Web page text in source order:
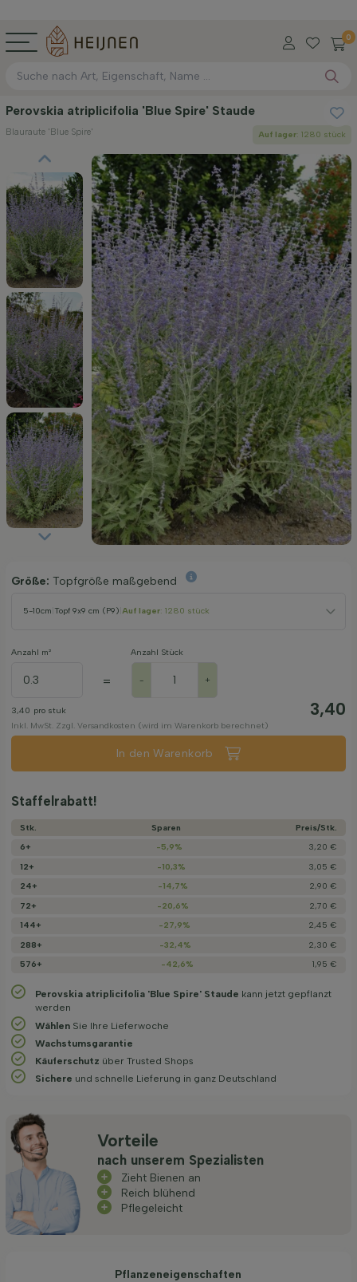
0
Perovskia atriplicifolia 'Blue Spire' Staude
Blauraute 'Blue Spire' Auf lager: 1280 stück
Größe: Topfgröße maßgebend
5-10cm Topf 9x9 cm (P9) Auf lager: 1280 stück
Anzahl m²
=
Anzahl Stück
- +
3,40 pro stuk 3,40
Inkl. MwSt. Zzgl. Versandkosten (wird im Warenkorb berechnet)
In den Warenkorb
Staffelrabatt!
Stk. Sparen
Preis/­Stk.
6+
-5,9%
3,20 €
12+
-10,3%
3,05 €
24+
-14,7%
2,90 €
72+
-20,6%
2,70 €
144+
-27,9%
2,45 €
288+
-32,4%
2,30 €
576+
-42,6% 1,95 €
Perovskia atriplicifolia 'Blue Spire' Staude kann jetzt gepflanzt
werden
Wählen Sie Ihre Lieferwoche
Wachstums­garantie
Käuferschutz über Trusted Shops
Sichere und schnelle Lieferung in ganz Deutschland
Vorteile
nach unserem Spezialisten
Zieht Bienen an
Reich blühend
Pflegeleicht
Pflanzeneigenschaften